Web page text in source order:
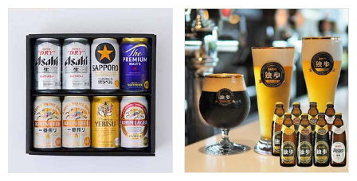
国産ビール8本セット【おいしいお取り寄せ】宮下酒造 独歩ビールセレク